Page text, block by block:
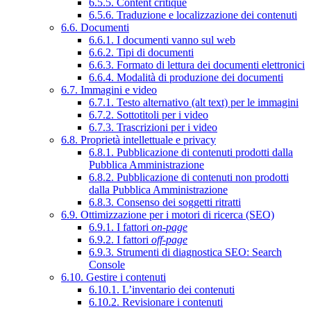
6.5.5. Content critique
6.5.6. Traduzione e localizzazione dei contenuti
6.6. Documenti
6.6.1. I documenti vanno sul web
6.6.2. Tipi di documenti
6.6.3. Formato di lettura dei documenti elettronici
6.6.4. Modalità di produzione dei documenti
6.7. Immagini e video
6.7.1. Testo alternativo (alt text) per le immagini
6.7.2. Sottotitoli per i video
6.7.3. Trascrizioni per i video
6.8. Proprietà intellettuale e privacy
6.8.1. Pubblicazione di contenuti prodotti dalla
Pubblica Amministrazione
6.8.2. Pubblicazione di contenuti non prodotti
dalla Pubblica Amministrazione
6.8.3. Consenso dei soggetti ritratti
6.9. Ottimizzazione per i motori di ricerca (SEO)
6.9.1. I fattori on-page
6.9.2. I fattori off-page
6.9.3. Strumenti di diagnostica SEO: Search
Console
6.10. Gestire i contenuti
6.10.1. L’inventario dei contenuti
6.10.2. Revisionare i contenuti